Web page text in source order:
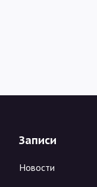
Записи
Новости